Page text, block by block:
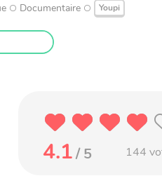
Documentaire Youpi
4.1/ 5 144